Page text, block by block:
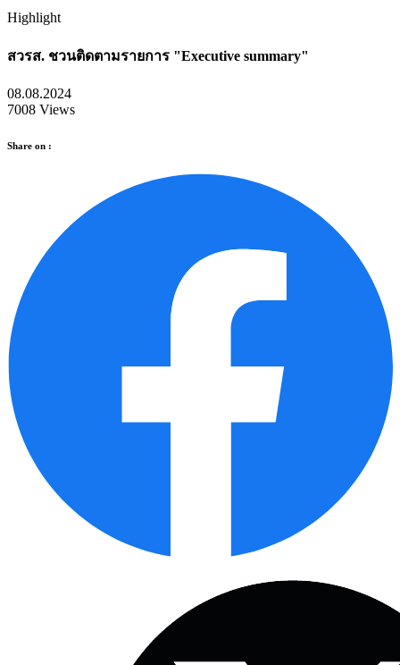
Highlight
สวรส. ชวนติดตามรายการ "Executive summary"
08.08.2024
7008 Views
Share on :